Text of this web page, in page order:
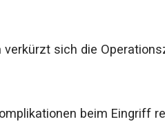
sich die
beim Eingriff